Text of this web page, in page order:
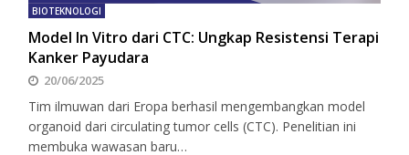
BIOTEKNOLOGI
Model In Vitro dari CTC: Ungkap Resistensi Terapi
Kanker Payudara
20/06/2025
Tim ilmuwan dari Eropa berhasil mengembangkan model
organoid dari circulating tumor cells (CTC). Penelitian ini
membuka wawasan baru…